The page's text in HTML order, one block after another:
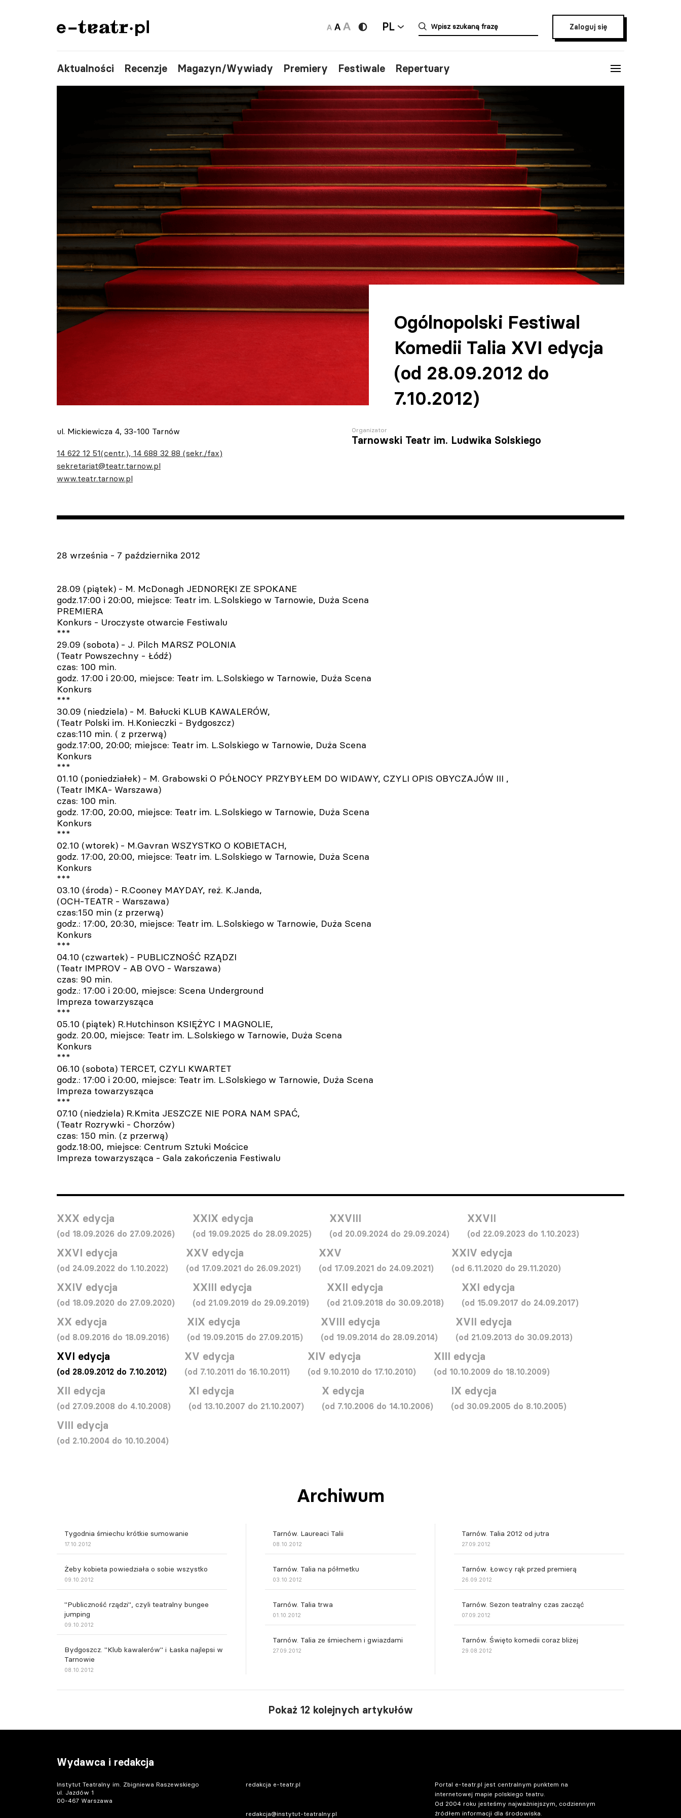
PL Zaloguj się
Aktualności Recenzje Magazyn/Wywiady Premiery Festiwale Repertuary
Ogólnopolski Festiwal
Komedii Talia XVI edycja
(od 28.09.2012 do
7.10.2012)
Organizator
Tarnowski Teatr im. Ludwika Solskiego
ul. Mickiewicza 4, 33-100 Tarnów
14 622 12 51(centr.), 14 688 32 88 (sekr./fax)
sekretariat@teatr.tarnow.pl
www.teatr.tarnow.pl
28 września - 7 października 2012
28.09 (piątek) - M. McDonagh JEDNORĘKI ZE SPOKANE
godz.17:00 i 20:00, miejsce: Teatr im. L.Solskiego w Tarnowie, Duża Scena
PREMIERA
Konkurs - Uroczyste otwarcie Festiwalu
***
29.09 (sobota) - J. Pilch MARSZ POLONIA
(Teatr Powszechny - Łódź)
czas: 100 min.
godz. 17:00 i 20:00, miejsce: Teatr im. L.Solskiego w Tarnowie, Duża Scena
Konkurs
***
30.09 (niedziela) - M. Bałucki KLUB KAWALERÓW,
(Teatr Polski im. H.Konieczki - Bydgoszcz)
czas:110 min. ( z przerwą)
godz.17:00, 20:00; miejsce: Teatr im. L.Solskiego w Tarnowie, Duża Scena
Konkurs
***
01.10 (poniedziałek) - M. Grabowski O PÓŁNOCY PRZYBYŁEM DO WIDAWY, CZYLI OPIS OBYCZAJÓW III ,
(Teatr IMKA- Warszawa)
czas: 100 min.
godz. 17:00, 20:00, miejsce: Teatr im. L.Solskiego w Tarnowie, Duża Scena
Konkurs
***
02.10 (wtorek) - M.Gavran WSZYSTKO O KOBIETACH,
godz. 17:00, 20:00, miejsce: Teatr im. L.Solskiego w Tarnowie, Duża Scena
Konkurs
***
03.10 (środa) - R.Cooney MAYDAY, reż. K.Janda,
(OCH-TEATR - Warszawa)
czas:150 min (z przerwą)
godz.: 17:00, 20:30, miejsce: Teatr im. L.Solskiego w Tarnowie, Duża Scena
Konkurs
***
04.10 (czwartek) - PUBLICZNOŚĆ RZĄDZI
(Teatr IMPROV - AB OVO - Warszawa)
czas: 90 min.
godz.: 17:00 i 20:00, miejsce: Scena Underground
Impreza towarzysząca
***
05.10 (piątek) R.Hutchinson KSIĘŻYC I MAGNOLIE,
godz. 20.00, miejsce: Teatr im. L.Solskiego w Tarnowie, Duża Scena
Konkurs
***
06.10 (sobota) TERCET, CZYLI KWARTET
godz.: 17:00 i 20:00, miejsce: Teatr im. L.Solskiego w Tarnowie, Duża Scena
Impreza towarzysząca
***
07.10 (niedziela) R.Kmita JESZCZE NIE PORA NAM SPAĆ,
(Teatr Rozrywki - Chorzów)
czas: 150 min. (z przerwą)
godz.18:00, miejsce: Centrum Sztuki Mościce
Impreza towarzysząca - Gala zakończenia Festiwalu
XXX edycja
(od 18.09.2026 do 27.09.2026)
XXIX edycja
(od 19.09.2025 do 28.09.2025)
XXVIII
(od 20.09.2024 do 29.09.2024)
XXVII
(od 22.09.2023 do 1.10.2023)
XXVI edycja
(od 24.09.2022 do 1.10.2022)
XXV edycja
(od 17.09.2021 do 26.09.2021)
XXV
(od 17.09.2021 do 24.09.2021)
XXIV edycja
(od 6.11.2020 do 29.11.2020)
XXIV edycja
(od 18.09.2020 do 27.09.2020)
XXIII edycja
(od 21.09.2019 do 29.09.2019)
XXII edycja
(od 21.09.2018 do 30.09.2018)
XXI edycja
(od 15.09.2017 do 24.09.2017)
XX edycja
(od 8.09.2016 do 18.09.2016)
XIX edycja
(od 19.09.2015 do 27.09.2015)
XVIII edycja
(od 19.09.2014 do 28.09.2014)
XVII edycja
(od 21.09.2013 do 30.09.2013)
XVI edycja
(od 28.09.2012 do 7.10.2012)
XV edycja
(od 7.10.2011 do 16.10.2011)
XIV edycja
(od 9.10.2010 do 17.10.2010)
XIII edycja
(od 10.10.2009 do 18.10.2009)
XII edycja
(od 27.09.2008 do 4.10.2008)
XI edycja
(od 13.10.2007 do 21.10.2007)
X edycja
(od 7.10.2006 do 14.10.2006)
IX edycja
(od 30.09.2005 do 8.10.2005)
VIII edycja
(od 2.10.2004 do 10.10.2004)
Archiwum
Tygodnia śmiechu krótkie sumowanie
17.10.2012
Żeby kobieta powiedziała o sobie wszystko
09.10.2012
"Publiczność rządzi", czyli teatralny bungee
jumping
09.10.2012
Bydgoszcz. "Klub kawalerów" i Łaska najlepsi w
Tarnowie
08.10.2012
Tarnów. Laureaci Talii
08.10.2012
Tarnów. Talia na półmetku
03.10.2012
Tarnów. Talia trwa
01.10.2012
Tarnów. Talia ze śmiechem i gwiazdami
27.09.2012
Tarnów. Talia 2012 od jutra
27.09.2012
Tarnów. Łowcy rąk przed premierą
26.09.2012
Tarnów. Sezon teatralny czas zacząć
07.09.2012
Tarnów. Święto komedii coraz bliżej
29.08.2012
Pokaż 12 kolejnych artykułów
Wydawca i redakcja
Instytut Teatralny im. Zbigniewa Raszewskiego
ul. Jazdów 1
00-467 Warszawa
redakcja e-teatr.pl
redakcja@instytut-teatralny.pl
Portal e-teatr.pl jest centralnym punktem na
internetowej mapie polskiego teatru.
Od 2004 roku jesteśmy najważniejszym, codziennym
źródłem informacji dla środowiska.